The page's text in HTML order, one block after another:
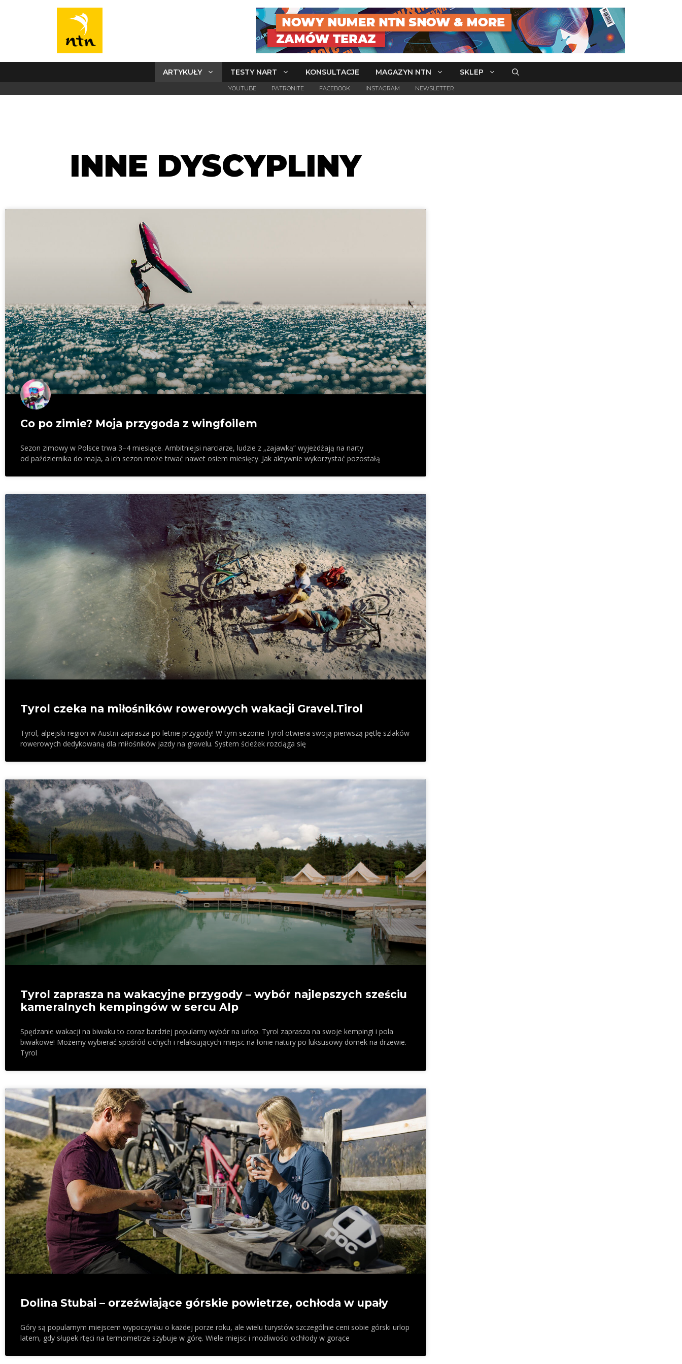
ARTYKUŁY TESTY NART KONSULTACJE MAGAZYN NTN SKLEP
YOUTUBE PATRONITE FACEBOOK INSTAGRAM NEWSLETTER
INNE DYSCYPLINY
Co po zimie? Moja przygoda z wingfoilem
Sezon zimowy w Polsce trwa 3–4 miesiące. Ambitniejsi narciarze, ludzie z „zajawką” wyjeżdżają na narty
od października do maja, a ich sezon może trwać nawet osiem miesięcy. Jak aktywnie wykorzystać pozostałą
Tyrol czeka na miłośników rowerowych wakacji Gravel.Tirol
Tyrol, alpejski region w Austrii zaprasza po letnie przygody! W tym sezonie Tyrol otwiera swoją pierwszą pętlę szlaków
rowerowych dedykowaną dla miłośników jazdy na gravelu. System ścieżek rozciąga się
Tyrol zaprasza na wakacyjne przygody – wybór najlepszych sześciu
kameralnych kempingów w sercu Alp
Spędzanie wakacji na biwaku to coraz bardziej popularny wybór na urlop. Tyrol zaprasza na swoje kempingi i pola
biwakowe! Możemy wybierać spośród cichych i relaksujących miejsc na łonie natury po luksusowy domek na drzewie.
Tyrol
Dolina Stubai – orzeźwiające górskie powietrze, ochłoda w upały
Góry są popularnym miejscem wypoczynku o każdej porze roku, ale wielu turystów szczególnie ceni sobie górski urlop
latem, gdy słupek rtęci na termometrze szybuje w górę. Wiele miejsc i możliwości ochłody w gorące